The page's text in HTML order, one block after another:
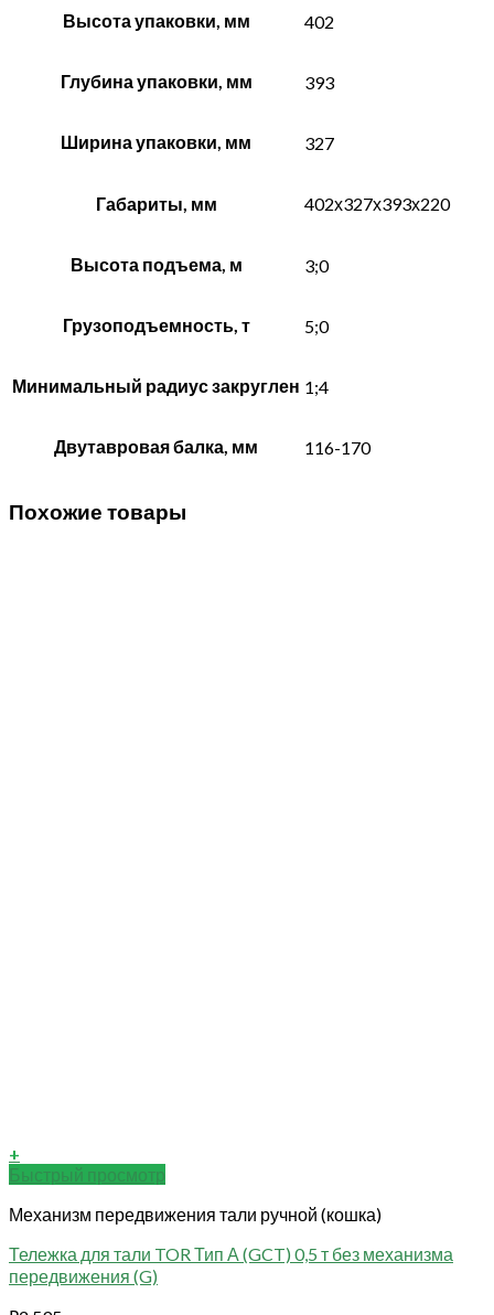
Высота упаковки, мм 402
Глубина упаковки, мм 393
Ширина упаковки, мм 327
Габариты, мм 402х327х393х220
Высота подъема, м 3;0
Грузоподъемность, т 5;0
Минимальный радиус закруглен 1;4
Двутавровая балка, мм 116-170
Похожие товары
+
Быстрый просмотр
Механизм передвижения тали ручной (кошка)
Тележка для тали TOR Тип А (GCT) 0,5 т без механизма
передвижения (G)